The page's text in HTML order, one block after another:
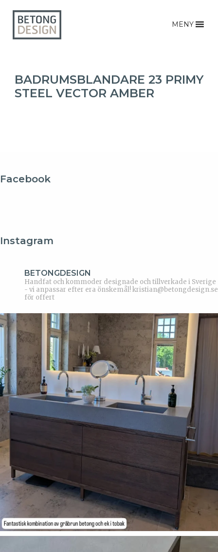
MENY
BADRUMSBLANDARE 23 PRIMY
STEEL VECTOR AMBER
Facebook
Instagram
BETONGDESIGN
Handfat och kommoder designade och tillverkade i Sverige
- vi anpassar efter era önskemål!kristian@betongdesign.se
för offert